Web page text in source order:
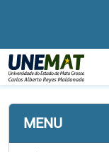
Página Inicial
MENU